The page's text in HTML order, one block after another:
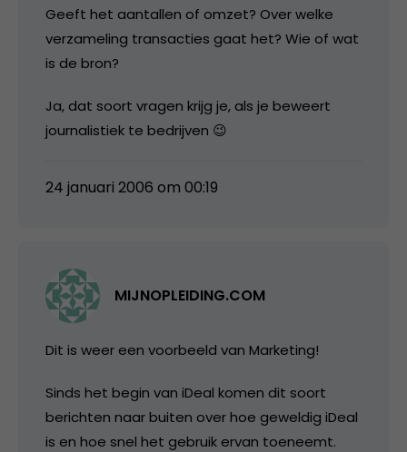
Geeft het aantallen of omzet? Over welke
verzameling transacties gaat het? Wie of wat
is de bron?
Ja, dat soort vragen krijg je, als je beweert
journalistiek te bedrijven 😉
24 januari 2006 om 00:19
MIJNOPLEIDING.COM
Dit is weer een voorbeeld van Marketing!
Sinds het begin van iDeal komen dit soort
berichten naar buiten over hoe geweldig iDeal
is en hoe snel het gebruik ervan toeneemt.